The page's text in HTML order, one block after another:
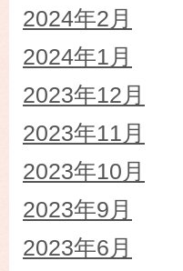
2024年2月
2024年1月
2023年12月
2023年11月
2023年10月
2023年9月
2023年6月